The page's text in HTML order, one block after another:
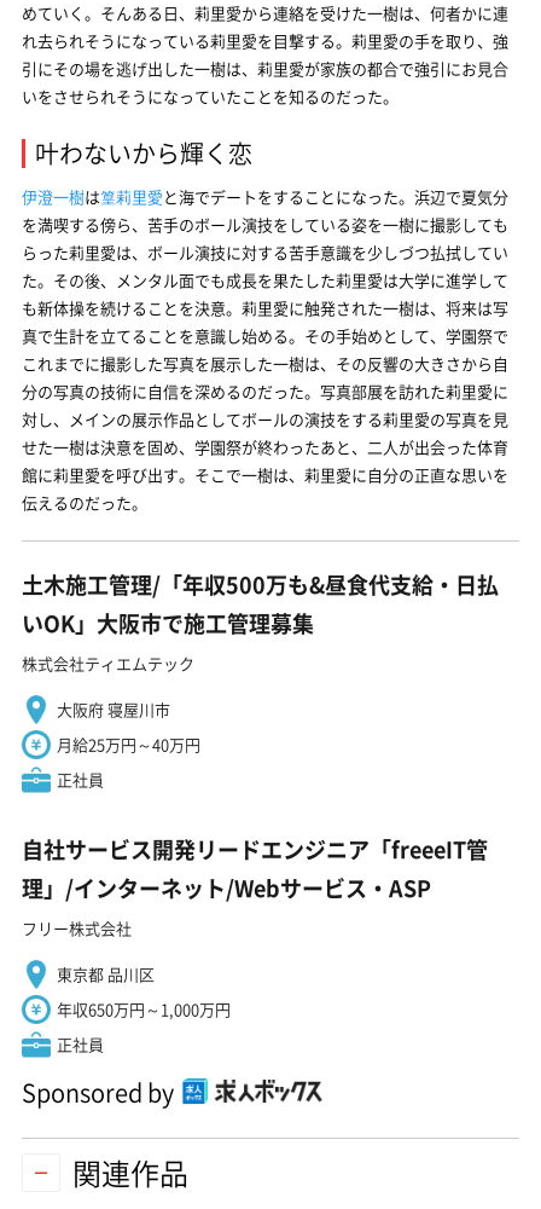
めていく。そんある日、莉里愛から連絡を受けた一樹は、何者かに連
れ去られそうになっている莉里愛を目撃する。莉里愛の手を取り、強
引にその場を逃げ出した一樹は、莉里愛が家族の都合で強引にお見合
いをさせられそうになっていたことを知るのだった。
叶わないから輝く恋
伊澄一樹は篁莉里愛と海でデートをすることになった。浜辺で夏気分
を満喫する傍ら、苦手のボール演技をしている姿を一樹に撮影しても
らった莉里愛は、ボール演技に対する苦手意識を少しづつ払拭してい
た。その後、メンタル面でも成長を果たした莉里愛は大学に進学して
も新体操を続けることを決意。莉里愛に触発された一樹は、将来は写
真で生計を立てることを意識し始める。その手始めとして、学園祭で
これまでに撮影した写真を展示した一樹は、その反響の大きさから自
分の写真の技術に自信を深めるのだった。写真部展を訪れた莉里愛に
対し、メインの展示作品としてボールの演技をする莉里愛の写真を見
せた一樹は決意を固め、学園祭が終わったあと、二人が出会った体育
館に莉里愛を呼び出す。そこで一樹は、莉里愛に自分の正直な思いを
伝えるのだった。
土木施工管理/「年収500万も&昼食代支給・日払
いOK」大阪市で施工管理募集
株式会社ティエムテック
大阪府 寝屋川市
月給25万円～40万円
正社員
自社サービス開発リードエンジニア「freeeIT管
理」/インターネット/Webサービス・ASP
フリー株式会社
東京都 品川区
年収650万円～1,000万円
正社員
Sponsored by
関連作品